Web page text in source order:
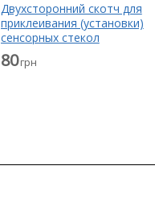
Двухсторонний скотч для
приклеивания (установки)
сенсорных стекол
(тачскринов), дисплеев
(модулей) и корпусов к их
80грн